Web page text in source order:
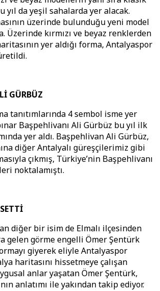
yıl da yeşil sahalarda yer alacak.
üzerinde bulunduğu yeni model
Üzerinde kırmızı ve beyaz renklerden
yer aldığı forma, Antalyaspor
GÜRBÜZ
tanıtımlarında 4 sembol isme yer
Başpehlivanı Ali Gürbüz bu yıl ilk
yer aldı. Başpehlivan Ali Gürbüz,
diğer Antalyalı güreşçilerimiz gibi
çıkmış, Türkiye’nin Başpehlivanı
noktalamıştı.
diğer bir isim de Elmalı ilçesinden
gelen görme engelli Ömer Şentürk
giyerek eliyle Antalyaspor
haritasını hissetmeye çalışan
anlar yaşatan Ömer Şentürk,
anlatımı ile yakından takip ediyor.